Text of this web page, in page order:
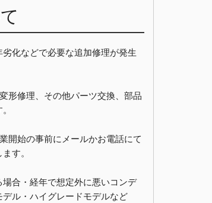
化などで必要な追加修理が発生
形修理、その他パーツ交換、部品
開始の事前にメールかお電話にて
す。
合・経年で想定外に悪いコンデ
ル・ハイグレードモデルなど